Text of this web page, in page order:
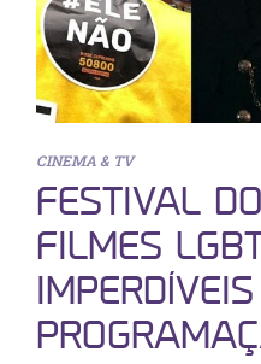
CINEMA & TV
FESTIVAL
FILMES